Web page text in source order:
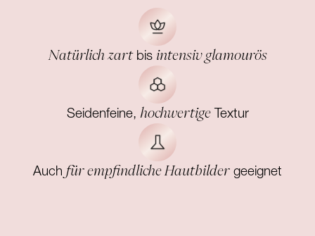
Natürlich zartbis intensiv glamourös
Seidenfeine, hochwertigeTextur
Auch für empfindliche Hautbilder geeignet